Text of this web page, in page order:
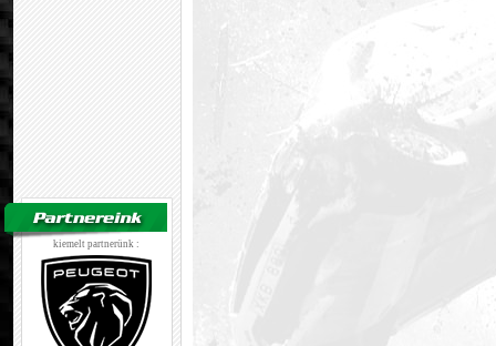
kiemelt partnerünk :